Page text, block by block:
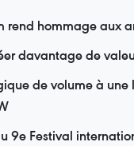
rend hommage aux
davantage de
de volume à
9e Festival